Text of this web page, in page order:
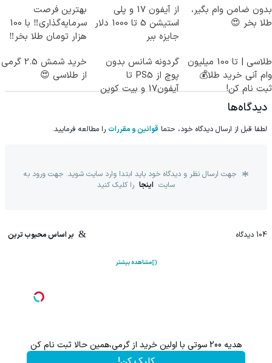
بدون ضامن وام بگیر،
طلا بخر 😍
از آیفون 17 و پلی
استیشن 5 تا 1000 دلار
جایزه ببر
بهترین فرصت
سرمایه‌گذاری‼️ با 100
هزار تومان طلا بخر‼️
طلاسی | تا 100 میلیون
وام آنی خرید طلا💰
ثبت نام کن!
گردونه شانس بدون
پوچ از PS5 تا
آیفون17 و بیت کوین
خرید شمش 2.5 گرمی
از طلاسی 😍
دیدگاه‌ها
لطفا قبل از ارسال دیدگاه خود، حتما قوانین و مقررات را مطالعه فرمایید.
جهت ارسال نظر و دیدگاه خود باید ابتدا وارد سایت شوید. جهت ورود به
سایت اینجا را کلیک کنید
104 دیدگاه بر اساس محبوب ترین
مشاهده بیشتر
هدیه 200 سوتی با اولین خرید از گرمی،همین حالا ثبت نام کن